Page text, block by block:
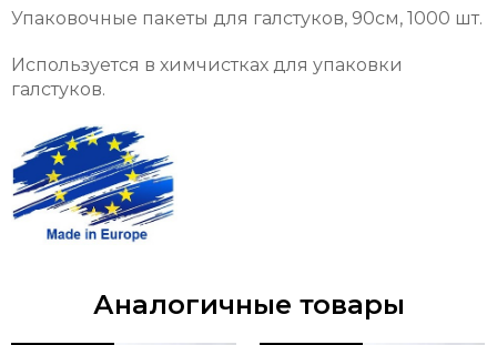
Упаковочные пакеты для галстуков, 90cм, 1000 шт.
Используется в химчистках для упаковки
галстуков.
Аналогичные товары